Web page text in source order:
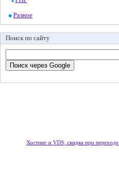
Разное
Поиск по сайту
Хостинг и VDS, скидка при переходе